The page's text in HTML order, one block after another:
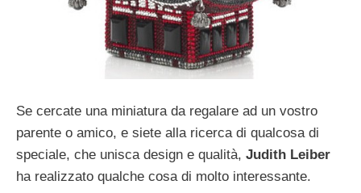
Se cercate una miniatura da regalare ad un vostro
parente o amico, e siete alla ricerca di qualcosa di
speciale, che unisca design e qualità, Judith Leiber
ha realizzato qualche cosa di molto interessante.